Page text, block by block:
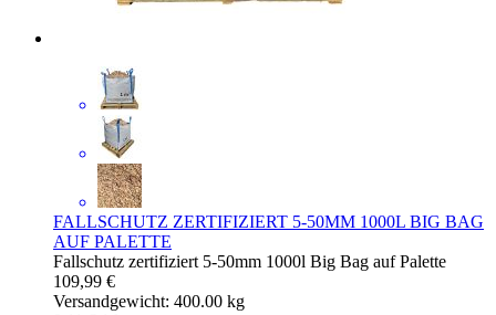
FALLSCHUTZ ZERTIFIZIERT 5-50MM 1000L BIG BAG
AUF PALETTE
Fallschutz zertifiziert 5-50mm 1000l Big Bag auf Palette
109,99 €
Versandgewicht: 400.00 kg